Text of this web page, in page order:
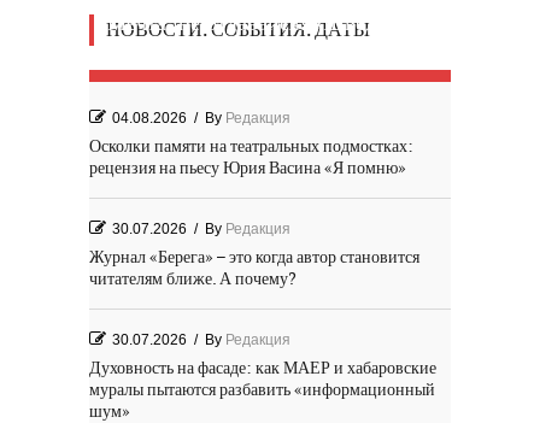
НОВОСТИ. СОБЫТИЯ. ДАТЫ
Мечта, не отдавайся! «Шведская
04.08.2026 / By Редакция
Осколки памяти на театральных подмостках:
рецензия на пьесу Юрия Васина «Я помню»
30.07.2026 / By Редакция
Журнал «Берега» – это когда автор становится
читателям ближе. А почему?
30.07.2026 / By Редакция
Духовность на фасаде: как МАЕР и хабаровские
муралы пытаются разбавить «информационный
шум»